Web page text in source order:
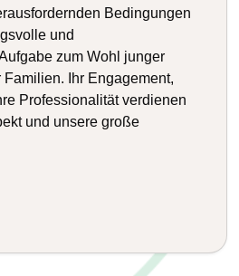
Bedingungen
und
zum Wohl junger
Ihr Engagement,
Professionalität verdienen
und unsere große